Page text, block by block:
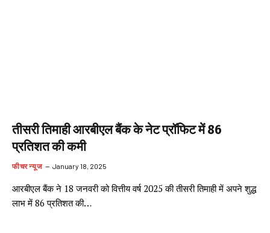
तीसरी तिमाही आरबीएल बैंक के नेट प्रॉफिट में 86
प्रतिशत की कमी
फीचर न्यूज January 18, 2025
आरबीएल बैंक ने 18 जनवरी को वित्तीय वर्ष 2025 की तीसरी तिमाही में अपने शुद्ध
लाभ में 86 प्रतिशत की…